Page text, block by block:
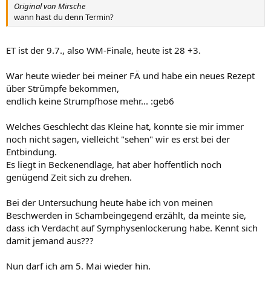
Original von Mirsche
wann hast du denn Termin?
ET ist der 9.7., also WM-Finale, heute ist 28 +3.
War heute wieder bei meiner FÄ und habe ein neues Rezept
über Strümpfe bekommen,
endlich keine Strumpfhose mehr... :geb6
Welches Geschlecht das Kleine hat, konnte sie mir immer
noch nicht sagen, vielleicht "sehen" wir es erst bei der
Entbindung.
Es liegt in Beckenendlage, hat aber hoffentlich noch
genügend Zeit sich zu drehen.
Bei der Untersuchung heute habe ich von meinen
Beschwerden in Schambeingegend erzählt, da meinte sie,
dass ich Verdacht auf Symphysenlockerung habe. Kennt sich
damit jemand aus???
Nun darf ich am 5. Mai wieder hin.